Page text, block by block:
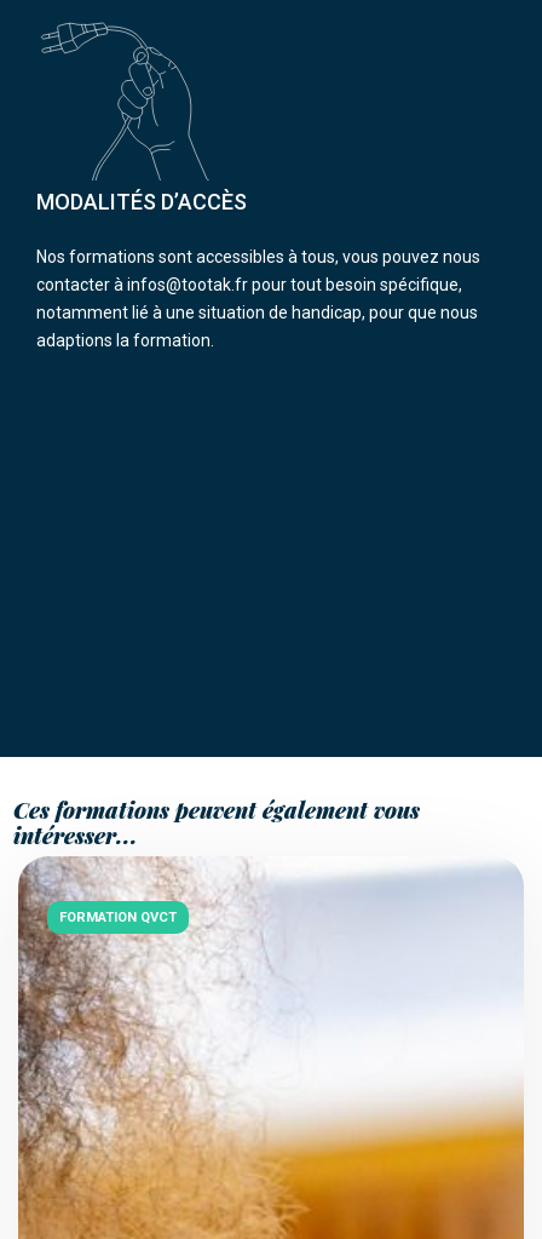
MODALITÉS D’ACCÈS
Nos formations sont accessibles à tous, vous pouvez nous
contacter à infos@tootak.fr pour tout besoin spécifique,
notamment lié à une situation de handicap, pour que nous
adaptions la formation.
Ces formations peuvent également vous
intéresser...
FORMATION QVCT